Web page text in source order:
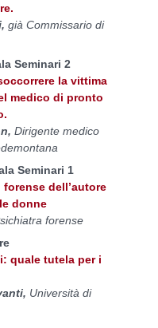
già Commissario di
Seminari 2
la vittima
medico di pronto
Dirigente medico
Seminari 1
dell’autore
donne
forense
quale tutela per i
Università di